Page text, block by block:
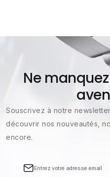
Ne
Souscrivez à notre
découvrir nos nouveautés,
encore.